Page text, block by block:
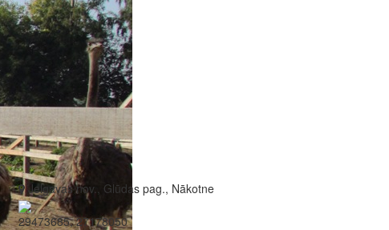
Jelgavas nov., Glūdas pag., Nākotne
29473685, 27178050